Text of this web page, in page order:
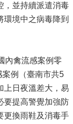
，並持續派遣消毒
境中之病毒降到
禽流感案例零
例（臺南市共5
上日夜溫差大，易
要提高警覺加強防
更換雨鞋及消毒手